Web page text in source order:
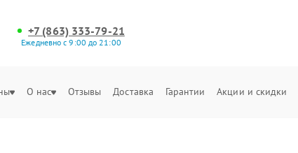
+7 (863) 333-79-21
Ежедневно с 9:00 до 21:00
О нас Отзывы Доставка Гарантии Акции и скидки